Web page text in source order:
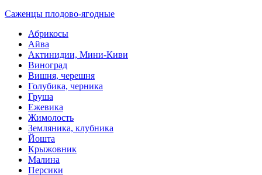
Саженцы плодово-ягодные
Абрикосы
Айва
Актинидии, Мини-Киви
Виноград
Вишня, черешня
Голубика, черника
Груша
Ежевика
Жимолость
Земляника, клубника
Йошта
Крыжовник
Малина
Персики